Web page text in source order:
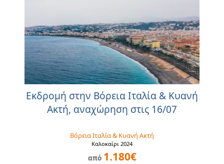
Εκδρομή στην Βόρεια Ιταλία & Κυανή
Ακτή, αναχώρηση στις 16/07
Βόρεια Ιταλία & Κυανή Ακτή
Καλοκαίρι 2024
από 1.180€